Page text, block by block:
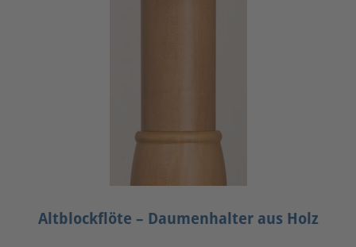
Altblockflöte – Daumenhalter aus Holz